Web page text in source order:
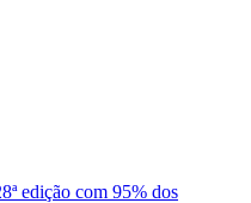
edição com 95% dos